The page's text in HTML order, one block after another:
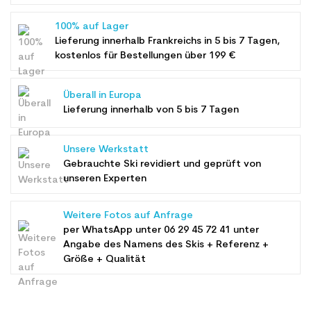
100% auf Lager
Lieferung innerhalb Frankreichs in 5 bis 7 Tagen,
kostenlos für Bestellungen über 199 €
Überall in Europa
Lieferung innerhalb von 5 bis 7 Tagen
Unsere Werkstatt
Gebrauchte Ski revidiert und geprüft von
unseren Experten
Weitere Fotos auf Anfrage
per WhatsApp unter 06 29 45 72 41 unter
Angabe des Namens des Skis + Referenz +
Größe + Qualität